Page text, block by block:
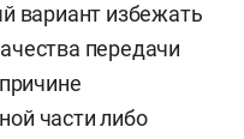
вариант избежать
передачи
части либо